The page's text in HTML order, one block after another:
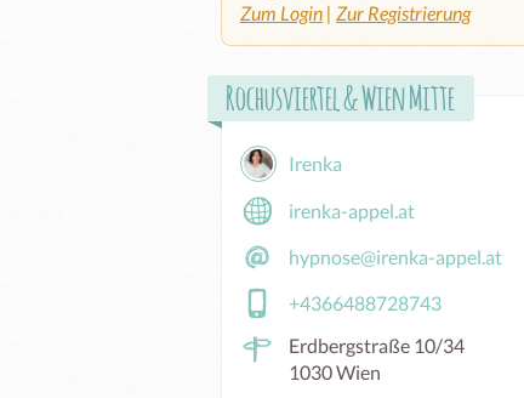
Zum Login | Zur Registrierung
Rochusviertel & Wien Mitte
Irenka
irenka-appel.at
hypnose@irenka-appel.at
+4366488728743
Erdbergstraße 10/34
1030 Wien